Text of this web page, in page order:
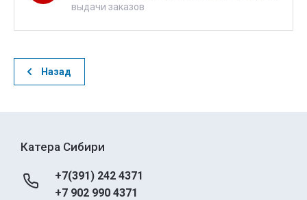
выдачи заказов
Назад
Катера Сибири
+7(391) 242 4371
+7 902 990 4371